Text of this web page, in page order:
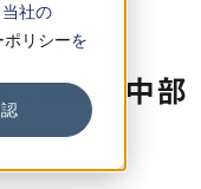
社の
ポリシーを
ルが
、銀賞＆中部